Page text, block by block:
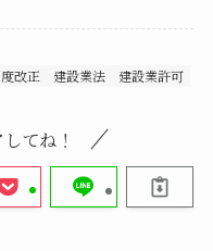
改正 建設業法 建設業許可
てね！